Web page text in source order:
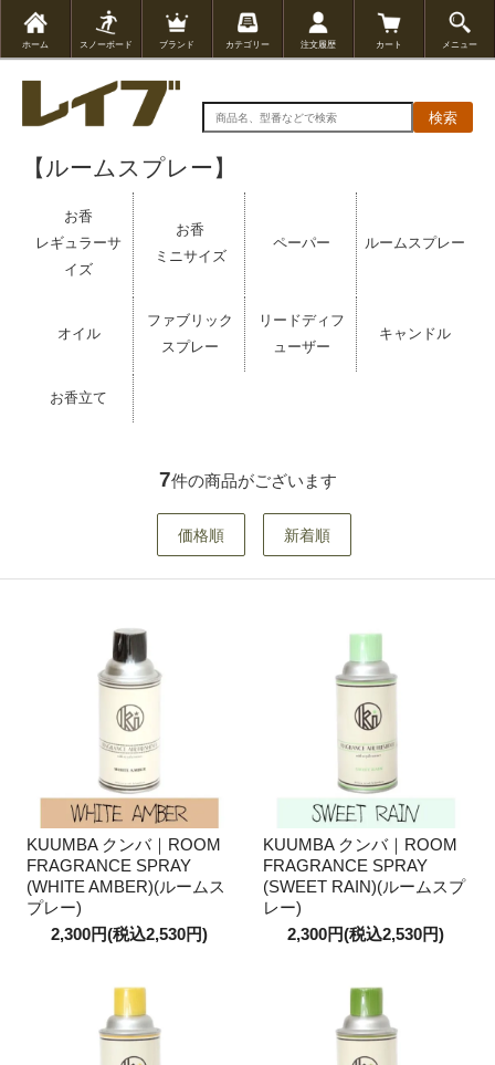
ホーム スノーボード ブランド カテゴリー 注文履歴 カート メニュー
検索
【ルームスプレー】
お香
レギュラーサ
イズ
お香
ミニサイズ
ペーパー ルームスプレー
オイル
ファブリック
スプレー
リードディフ
ューザー
キャンドル
お香立て
7件の商品がございます
価格順 新着順
KUUMBA クンバ｜ROOM
FRAGRANCE SPRAY
(WHITE AMBER)(ルームス
プレー)
2,300円(税込2,530円)
KUUMBA クンバ｜ROOM
FRAGRANCE SPRAY
(SWEET RAIN)(ルームスプ
レー)
2,300円(税込2,530円)